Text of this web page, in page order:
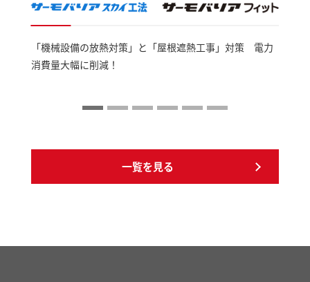
「機械設備の放熱対策」と「屋根遮熱工事」対策 電力
消費量大幅に削減！
一覧を見る